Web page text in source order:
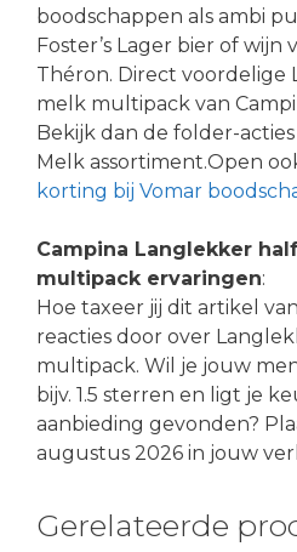
boodschappen als ambi
Foster’s Lager bier of wijn
Théron. Direct voordelige
melk multipack van
Bekijk dan de folder-
Melk assortiment.Open
korting bij Vomar
Campina Langlekker
multipack ervaringen:
Hoe taxeer jij dit artikel
reacties door over
multipack. Wil je jouw
bijv. 1.5 sterren en ligt je
aanbieding gevonden?
augustus 2026 in jouw
Gerelateerde